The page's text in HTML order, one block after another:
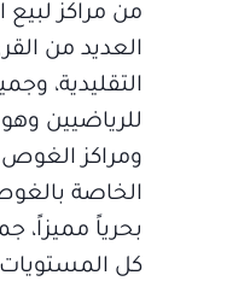
من مراكز لبيع
العديد من
التقليدية،
للرياضيين
ومراكز الغوص
الخاصة
بحرياً
كل